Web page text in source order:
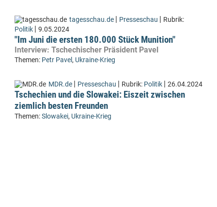
tagesschau.de | Presseschau | Rubrik:
Politik | 9.05.2024
"Im Juni die ersten 180.000 Stück Munition"
Interview: Tschechischer Präsident Pavel
Themen: Petr Pavel, Ukraine-Krieg
MDR.de | Presseschau | Rubrik: Politik | 26.04.2024
Tschechien und die Slowakei: Eiszeit zwischen
ziemlich besten Freunden
Themen:Slowakei, Ukraine-Krieg